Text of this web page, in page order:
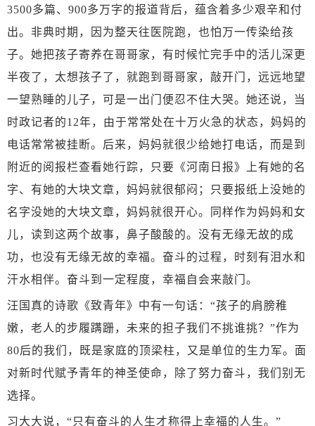
3500多篇、900多万字的报道背后，蕴含着多少艰辛和付
出。非典时期，因为整天往医院跑，也怕万一传染给孩
子。她把孩子寄养在哥哥家，有时候忙完手中的活儿深更
半夜了，太想孩子了，就跑到哥哥家，敲开门，远远地望
一望熟睡的儿子，可是一出门便忍不住大哭。她还说，当
时政记者的12年，由于常常处在十万火急的状态，妈妈的
电话常常被挂断。后来，妈妈就很少给她打电话，而是到
附近的阅报栏查看她行踪，只要《河南日报》上有她的名
字、有她的大块文章，妈妈就很郁闷；只要报纸上没她的
名字没她的大块文章，妈妈就很开心。同样作为妈妈和女
儿，读到这两个故事，鼻子酸酸的。没有无缘无故的成
功，也没有无缘无故的幸福。奋斗的过程，时刻有泪水和
汗水相伴。奋斗到一定程度，幸福自会来敲门。
汪国真的诗歌《致青年》中有一句话： “孩子的肩膀稚
嫩，老人的步履蹒跚，未来的担子我们不挑谁挑？”作为
80后的我们，既是家庭的顶梁柱，又是单位的生力军。面
对新时代赋予青年的神圣使命，除了努力奋斗，我们别无
选择。
习大大说， “只有奋斗的人生才称得上幸福的人生。”